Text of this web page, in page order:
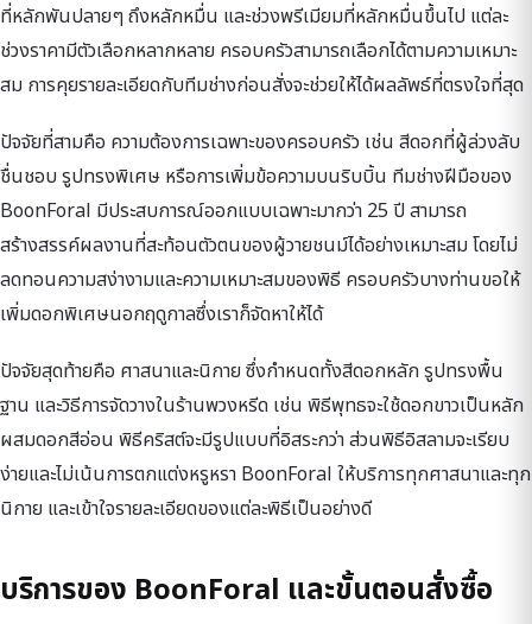
ที่หลักพันปลายๆ ถึงหลักหมื่น และช่วงพรีเมียมที่หลักหมื่นขึ้นไป แต่ละ
ช่วงราคามีตัวเลือกหลากหลาย ครอบครัวสามารถเลือกได้ตามความเหมาะ
สม การคุยรายละเอียดกับทีมช่างก่อนสั่งจะช่วยให้ได้ผลลัพธ์ที่ตรงใจที่สุด
ปัจจัยที่สามคือ ความต้องการเฉพาะของครอบครัว เช่น สีดอกที่ผู้ล่วงลับ
ชื่นชอบ รูปทรงพิเศษ หรือการเพิ่มข้อความบนริบบิ้น ทีมช่างฝีมือของ
BoonForal มีประสบการณ์ออกแบบเฉพาะมากว่า 25 ปี สามารถ
สร้างสรรค์ผลงานที่สะท้อนตัวตนของผู้วายชนม์ได้อย่างเหมาะสม โดยไม่
ลดทอนความสง่างามและความเหมาะสมของพิธี ครอบครัวบางท่านขอให้
เพิ่มดอกพิเศษนอกฤดูกาลซึ่งเราก็จัดหาให้ได้
ปัจจัยสุดท้ายคือ ศาสนาและนิกาย ซึ่งกำหนดทั้งสีดอกหลัก รูปทรงพื้น
ฐาน และวิธีการจัดวางในร้านพวงหรีด เช่น พิธีพุทธจะใช้ดอกขาวเป็นหลัก
ผสมดอกสีอ่อน พิธีคริสต์จะมีรูปแบบที่อิสระกว่า ส่วนพิธีอิสลามจะเรียบ
ง่ายและไม่เน้นการตกแต่งหรูหรา BoonForal ให้บริการทุกศาสนาและทุก
นิกาย และเข้าใจรายละเอียดของแต่ละพิธีเป็นอย่างดี
บริการของ BoonForal และขั้นตอนสั่งซื้อ